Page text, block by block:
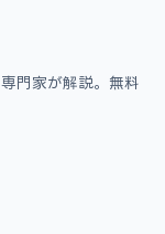
門家が解説。無料